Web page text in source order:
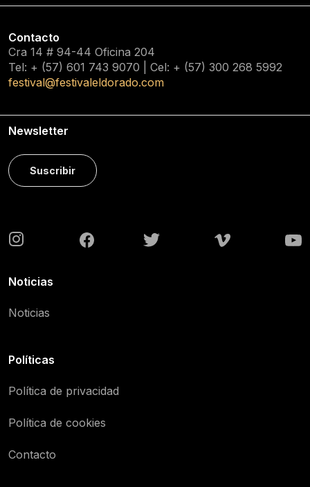
Contacto
Cra 14 # 94-44 Oficina 204
Tel: + (57) 601 743 9070 | Cel: + (57) 300 268 5992
festival@festivaleldorado.com
Newsletter
Suscribir
Noticias
Noticias
Políticas
Política de privacidad
Política de cookies
Contacto